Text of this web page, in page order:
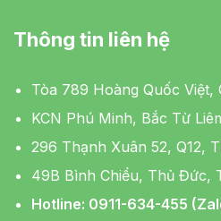
Thông tin liên hệ
Tòa 789 Hoàng Quốc Việt,
KCN Phú Minh, Bắc Từ
296 Thạnh Xuân 52, Q12,
49B Bình Chiểu, Thủ Đức,
Hotline: 0911-634-455